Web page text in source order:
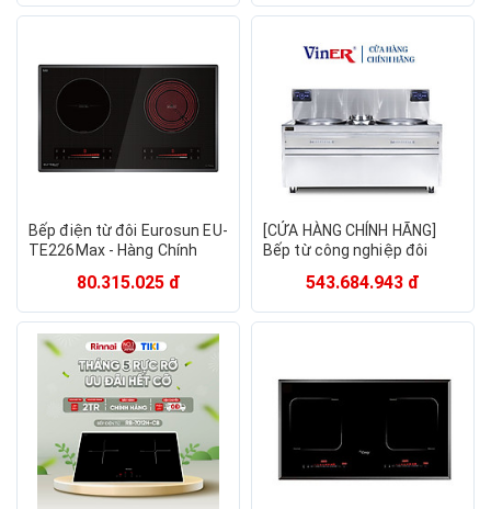
Bếp điện từ đôi Eurosun EU-
TE226Max - Hàng Chính
80.315.025 đ
[CỬA HÀNG CHÍNH HÃNG]
Bếp từ công nghiệp đôi
543.684.943 đ